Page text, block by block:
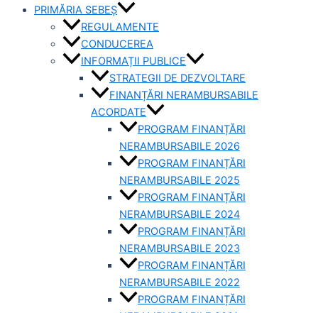
PRIMĂRIA SEBEȘ
REGULAMENTE
CONDUCEREA
INFORMAȚII PUBLICE
STRATEGII DE DEZVOLTARE
FINANȚĂRI NERAMBURSABILE
ACORDATE
PROGRAM FINANȚĂRI
NERAMBURSABILE 2026
PROGRAM FINANȚĂRI
NERAMBURSABILE 2025
PROGRAM FINANȚĂRI
NERAMBURSABILE 2024
PROGRAM FINANȚĂRI
NERAMBURSABILE 2023
PROGRAM FINANȚĂRI
NERAMBURSABILE 2022
PROGRAM FINANȚĂRI